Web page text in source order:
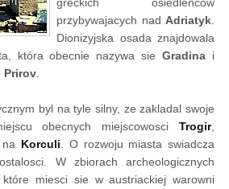
przybywajacych nad Adriatyk
Dionizyjska osada znajdowala
która obecnie nazywa sieGradina i
Prirov
byl na tyle silny, ze zakladal swoje
obecnych miejscowosci Trogir,
Korculi . O rozwoju miasta swiadcza
W zbiorach archeologicznych
, które miesci sie w austriackiej warowni